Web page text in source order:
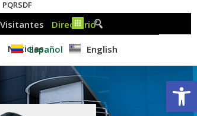
Español English